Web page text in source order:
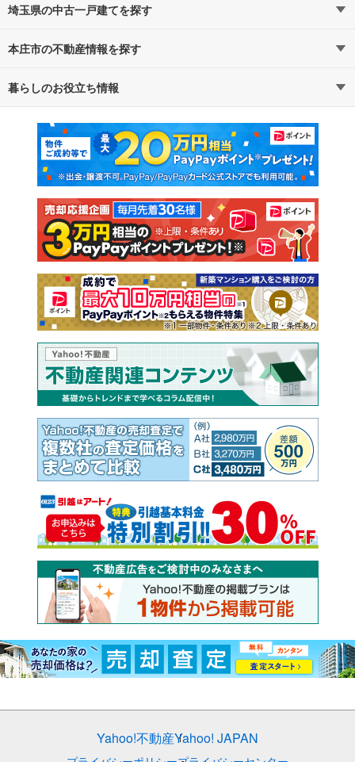
埼玉県の中古一戸建てを探す
路線・駅から探す
通勤・通学時間から探す
本庄市の不動産情報を探す
不動産・住宅
新築マンション 中古マンション
新築一戸建て 中古一戸建て
注文住宅 土地
売却査定
暮らしのお役立ち情報
マンションカタログ 教えて！住まいの先生
Yahoo!不動産Yahoo! JAPAN